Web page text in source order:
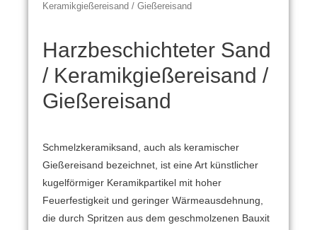
Keramikgießereisand / Gießereisand
Harzbeschichteter Sand
/ Keramikgießereisand /
Gießereisand
Schmelzkeramiksand, auch als keramischer
Gießereisand bezeichnet, ist eine Art künstlicher
kugelförmiger Keramikpartikel mit hoher
Feuerfestigkeit und geringer Wärmeausdehnung,
die durch Spritzen aus dem geschmolzenen Bauxit